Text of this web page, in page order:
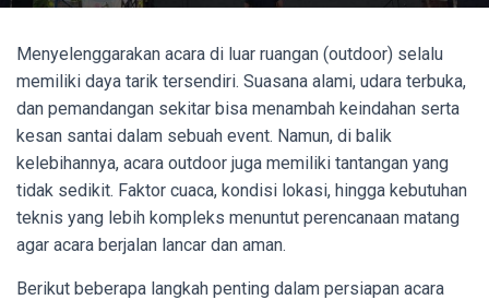
Menyelenggarakan acara di luar ruangan (outdoor) selalu
memiliki daya tarik tersendiri. Suasana alami, udara terbuka,
dan pemandangan sekitar bisa menambah keindahan serta
kesan santai dalam sebuah event. Namun, di balik
kelebihannya, acara outdoor juga memiliki tantangan yang
tidak sedikit. Faktor cuaca, kondisi lokasi, hingga kebutuhan
teknis yang lebih kompleks menuntut perencanaan matang
agar acara berjalan lancar dan aman.
Berikut beberapa langkah penting dalam persiapan acara